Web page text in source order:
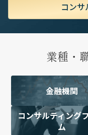
コンサ
業種・
金融機関
コンサルティング
ム